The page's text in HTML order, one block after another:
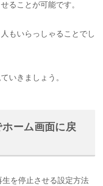
ることが可能です。
もいらっしゃることでし
いきましょう。
ーム画面に戻
を停止させる設定方法